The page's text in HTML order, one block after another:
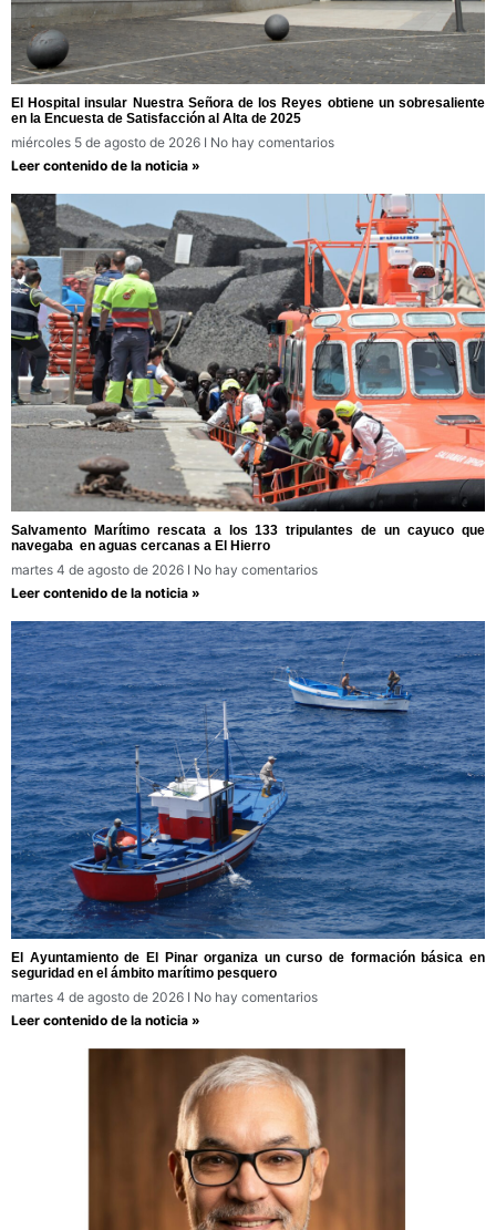
El Hospital insular Nuestra Señora de los Reyes obtiene un sobresaliente
en la Encuesta de Satisfacción al Alta de 2025
miércoles 5 de agosto de 2026
No hay comentarios
Leer contenido de la noticia »
Salvamento Marítimo rescata a los 133 tripulantes de un cayuco que
navegaba en aguas cercanas a El Hierro
martes 4 de agosto de 2026
No hay comentarios
Leer contenido de la noticia »
El Ayuntamiento de El Pinar organiza un curso de formación básica en
seguridad en el ámbito marítimo pesquero
martes 4 de agosto de 2026
No hay comentarios
Leer contenido de la noticia »